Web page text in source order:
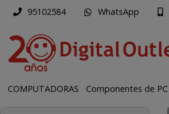
95102584 WhatsApp
COMPUTADORAS Componentes de PC